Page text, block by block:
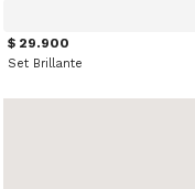
$ 29.900
Set Brillante